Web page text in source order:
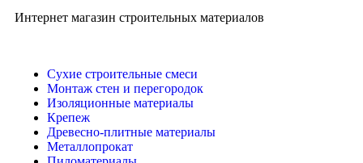
Интернет магазин строительных материалов
Сухие строительные смеси
Монтаж стен и перегородок
Изоляционные материалы
Крепеж
Древесно-плитные материалы
Металлопрокат